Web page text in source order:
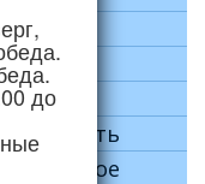
до